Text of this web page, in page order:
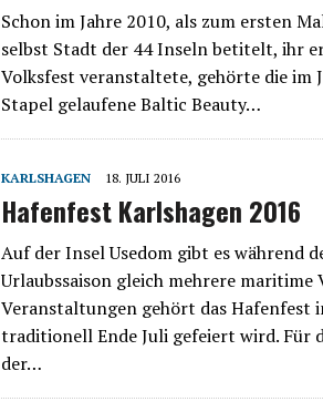
Schon im Jahre 2010, als zum ersten
selbst Stadt der 44 Inseln betitelt, ihr
Volksfest veranstaltete, gehörte die im
Stapel gelaufene Baltic Beauty…
KARLSHAGEN 18. JULI 2016
Hafenfest Karlshagen 2016
Auf der Insel Usedom gibt es während
Urlaubssaison gleich mehrere maritime
Veranstaltungen gehört das Hafenfest
traditionell Ende Juli gefeiert wird. Für
der…